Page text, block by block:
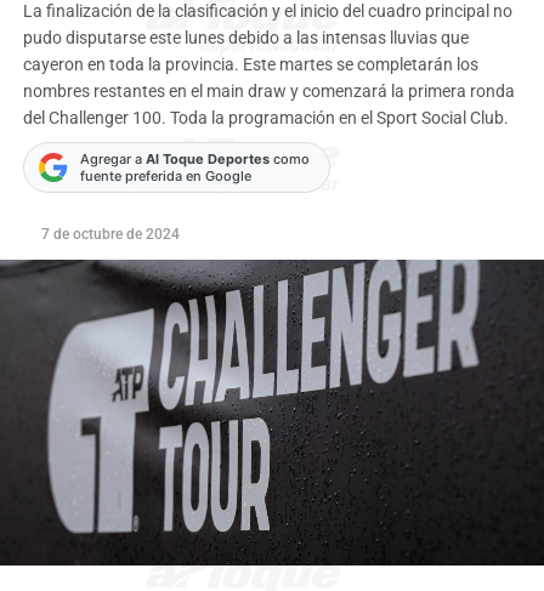
La finalización de la clasificación y el inicio del cuadro principal no
pudo disputarse este lunes debido a las intensas lluvias que
cayeron en toda la provincia. Este martes se completarán los
nombres restantes en el main draw y comenzará la primera ronda
del Challenger 100. Toda la programación en el Sport Social Club.
Agregar a Al Toque Deportescomo
fuente preferida en Google
7 de octubre de 2024